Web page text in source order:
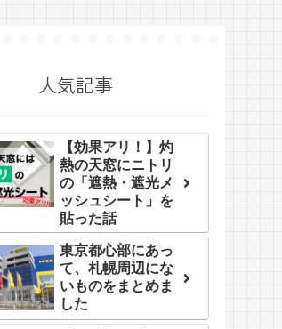
人気記事
【効果アリ！】灼
熱の天窓にニトリ
の「遮熱・遮光メ
ッシュシート」を
貼った話
東京都心部にあっ
て、札幌周辺にな
いものをまとめま
した